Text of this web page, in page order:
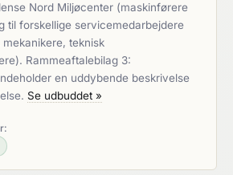
Nord Miljøcenter (maskinførere
til forskellige servicemedarbejdere
teknisk
Rammeaftalebilag 3:
en uddybende beskrivelse
Se udbuddet »